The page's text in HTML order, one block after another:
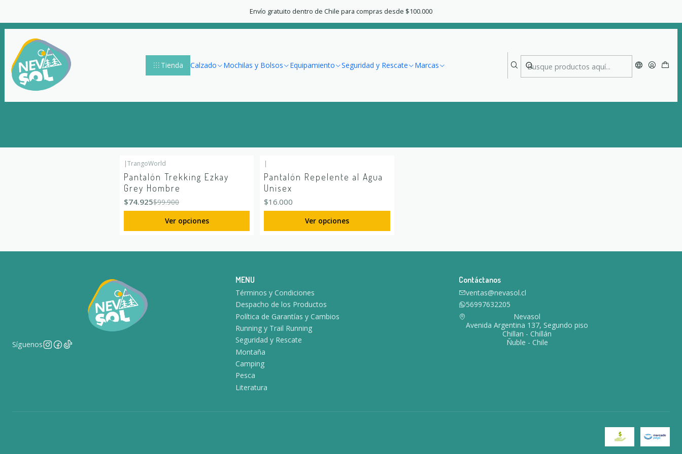
Tienda Calzado Mochilas y Bolsos Equipamiento Seguridad y Rescate Marcas
Envío gratuito dentro de Chile para compras desde $100.000
Inicio Vestuario Hombre Pantalones
Pantalones
-25%
|TrangoWorld
Pantalón Trekking Ezkay
Grey Hombre
$74.925$99.900
Ver opciones
|
Pantalón Repelente al Agua
Unisex
$16.000
Ver opciones
Síguenos
MENU
Términos y Condiciones
Despacho de los Productos
Política de Garantías y Cambios
Running y Trail Running
Seguridad y Rescate
Montaña
Camping
Pesca
Literatura
Contáctanos
ventas@nevasol.cl
56997632205
Nevasol
Avenida Argentina 137, Segundo piso
Chillan - Chillán
Ñuble - Chile